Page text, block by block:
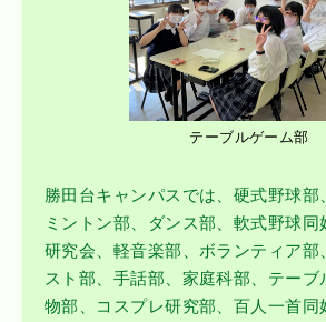
テーブルゲーム部
勝田台キャンパスでは、硬式野球部
ミントン部、ダンス部、軟式野球同
研究会、軽音楽部、ボランティア部
スト部、手話部、家庭科部、テーブ
物部、コスプレ研究部、百人一首同